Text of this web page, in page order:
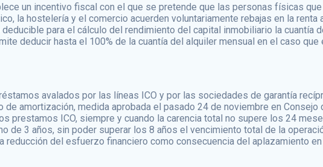
un incentivo fiscal con el que se pretende que las personas físicas
la hostelería y el comercio acuerden voluntariamente rebajas en la
para el cálculo del rendimiento del capital inmobiliario la cuantía
deducir hasta el 100% de la cuantía del alquiler mensual en el caso que
avalados por las líneas ICO y por las sociedades de garantía
amortización, medida aprobada el pasado 24 de noviembre en
prestamos ICO, siempre y cuando la carencia total no supere los 24
de 3 años, sin poder superar los 8 años el vencimiento total de la
reducción del esfuerzo financiero como consecuencia del aplazamiento